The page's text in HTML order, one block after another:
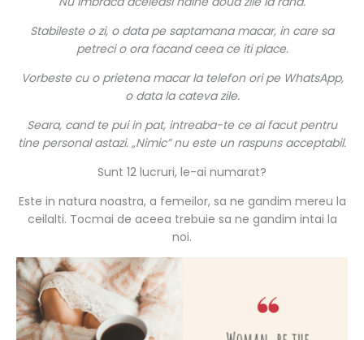
Stabileste o zi, o data pe saptamana macar, in care sa
petreci o ora facand ceea ce iti place.
Vorbeste cu o prietena macar la telefon ori pe WhatsApp,
o data la cateva zile.
Seara, cand te pui in pat, intreaba-te ce ai facut pentru
tine personal astazi. „Nimic” nu este un raspuns acceptabil.
Sunt 12 lucruri, le-ai numarat?
Este in natura noastra, a femeilor, sa ne gandim mereu la
ceilalti. Tocmai de aceea trebuie sa ne gandim intai la
noi.